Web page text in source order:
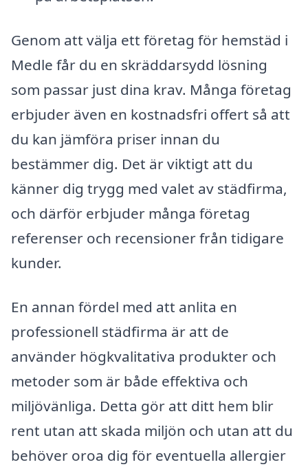
Genom att välja ett företag för hemstäd i
Medle får du en skräddarsydd lösning
som passar just dina krav. Många företag
erbjuder även en kostnadsfri offert så att
du kan jämföra priser innan du
bestämmer dig. Det är viktigt att du
känner dig trygg med valet av städfirma,
och därför erbjuder många företag
referenser och recensioner från tidigare
kunder.
En annan fördel med att anlita en
professionell städfirma är att de
använder högkvalitativa produkter och
metoder som är både effektiva och
miljövänliga. Detta gör att ditt hem blir
rent utan att skada miljön och utan att du
behöver oroa dig för eventuella allergier